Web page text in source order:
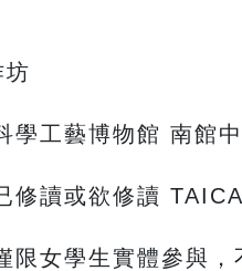
坊
藝博物館 南館中
或欲修讀 TAICA
學生實體參與，不